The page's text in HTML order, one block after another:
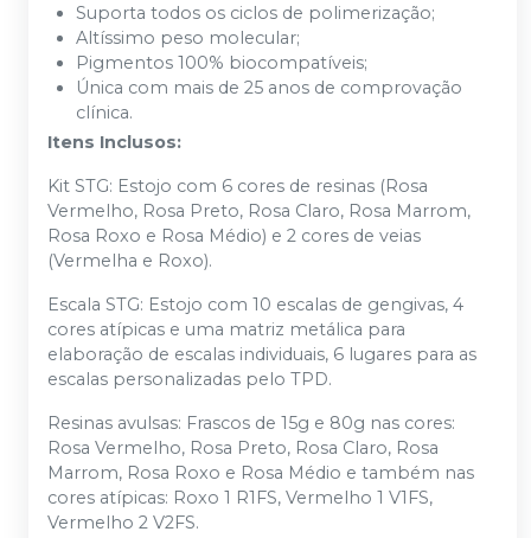
Suporta todos os ciclos de polimerização;
Altíssimo peso molecular;
Pigmentos 100% biocompatíveis;
Única com mais de 25 anos de comprovação
clínica.
Itens Inclusos:
Kit STG: Estojo com 6 cores de resinas (Rosa
Vermelho, Rosa Preto, Rosa Claro, Rosa Marrom,
Rosa Roxo e Rosa Médio) e 2 cores de veias
(Vermelha e Roxo).
Escala STG: Estojo com 10 escalas de gengivas, 4
cores atípicas e uma matriz metálica para
elaboração de escalas individuais, 6 lugares para as
escalas personalizadas pelo TPD.
Resinas avulsas: Frascos de 15g e 80g nas cores:
Rosa Vermelho, Rosa Preto, Rosa Claro, Rosa
Marrom, Rosa Roxo e Rosa Médio e também nas
cores atípicas: Roxo 1 R1FS, Vermelho 1 V1FS,
Vermelho 2 V2FS.